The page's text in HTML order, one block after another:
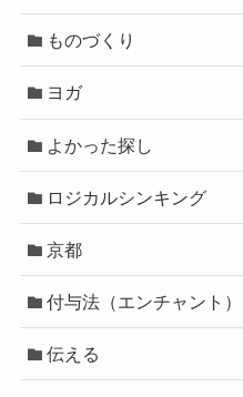
ものづくり
ヨガ
よかった探し
ロジカルシンキング
京都
付与法（エンチャント）
伝える